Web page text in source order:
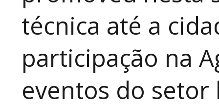
técnica até a
participação na
eventos do